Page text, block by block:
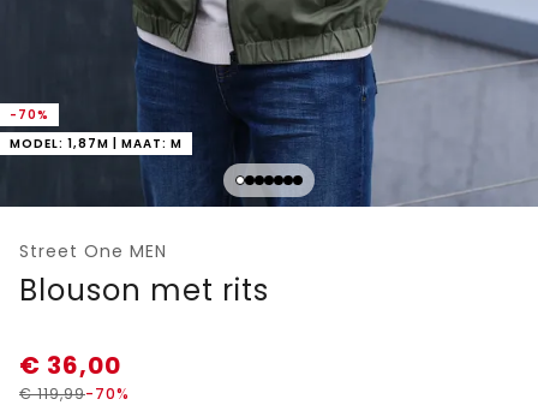
-70%
MODEL: 1,87M | MAAT: M
Street One MEN
Blouson met rits
€ 36,00
€119,99-70%